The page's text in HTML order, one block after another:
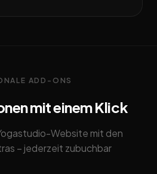
ADD-ONS
mit einem Klick
Website mit den
– jederzeit zubuchbar